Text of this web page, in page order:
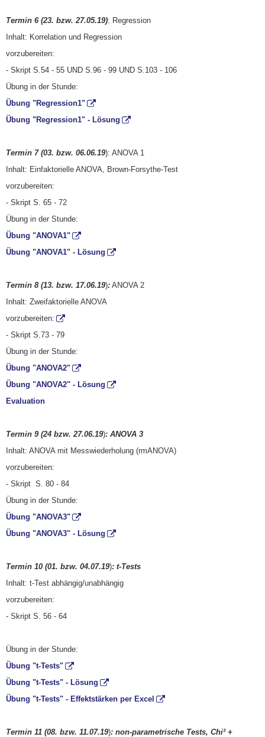
Termin 6 (23. bzw. 27.05.19): Regression
Inhalt: Korrelation und Regression
vorzubereiten:
- Skript S.54 - 55 UND S.96 - 99 UND S.103 - 106
Übung in der Stunde:
Übung "Regression1"
Übung "Regression1" - Lösung
Termin 7 (03. bzw. 06.06.19): ANOVA 1
Inhalt: Einfaktorielle ANOVA, Brown-Forsythe-Test
vorzubereiten:
- Skript S. 65 - 72
Übung in der Stunde:
Übung "ANOVA1"
Übung "ANOVA1" - Lösung
Termin 8 (13. bzw. 17.06.19): ANOVA 2
Inhalt: Zweifaktorielle ANOVA
vorzubereiten:
- Skript S.73 - 79
Übung in der Stunde:
Übung "ANOVA2"
Übung "ANOVA2" - Lösung
Evaluation
Termin 9 (24 bzw. 27.06.19): ANOVA 3
Inhalt: ANOVA mit Messwiederholung (rmANOVA)
vorzubereiten:
- Skript S. 80 - 84
Übung in der Stunde:
Übung "ANOVA3"
Übung "ANOVA3" - Lösung
Termin 10 (01. bzw. 04.07.19): t-Tests
Inhalt: t-Test abhängig/unabhängig
vorzubereiten:
- Skript S. 56 - 64
Übung in der Stunde:
Übung "t-Tests"
Übung "t-Tests" - Lösung
Übung "t-Tests" - Effektstärken per Excel
Termin 11 (08. bzw. 11.07.19): non-parametrische Tests, Chi² +